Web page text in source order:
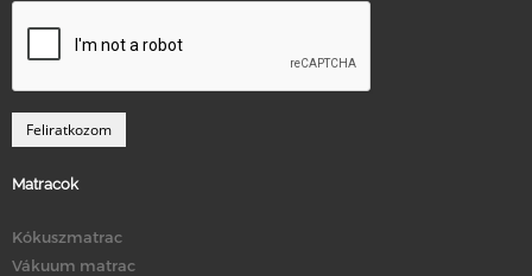
Matracok
Kókuszmatrac
Vákuum matrac